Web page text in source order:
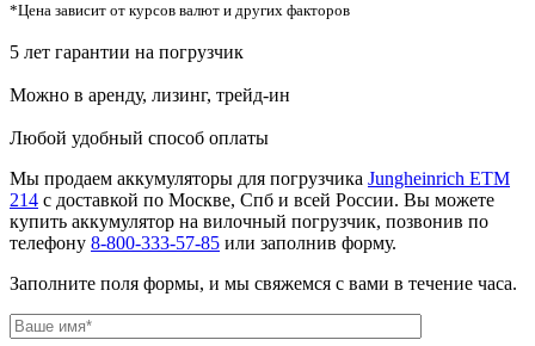
*Цена зависит от курсов валют и других факторов
5 лет гарантии на погрузчик
Можно в аренду, лизинг, трейд-ин
Любой удобный способ оплаты
Мы продаем аккумуляторы для погрузчика Jungheinrich ETM
214 с доставкой по Москве, Спб и всей России. Вы можете
купить аккумулятор на вилочный погрузчик, позвонив по
телефону 8-800-333-57-85 или заполнив форму.
Заполните поля формы, и мы свяжемся с вами в течение часа.